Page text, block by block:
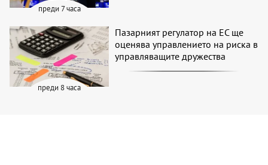
преди 7 часа
преди 8 часа
Пазарният регулатор на ЕС ще
оценява управлението на риска в
управляващите дружества